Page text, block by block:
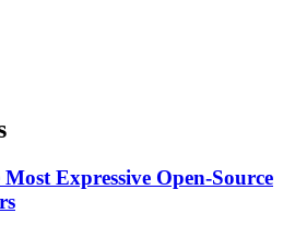
Expressive Open-Source